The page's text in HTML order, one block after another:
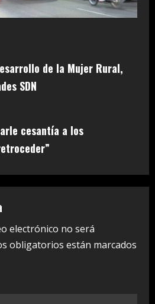
de la Mujer Rural,
SDN
cesantía a los
electrónico no será
obligatorios están marcados